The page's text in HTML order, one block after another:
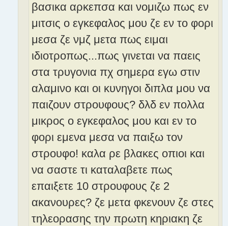
βασικα αρκεπσα και νομιζω πως εν
μιτσις ο εγκεφαλος μου ζε εν το φορι
μεσα ζε νμζ μετα πως ειμαι
ιδιοτροπως...πως γινεται να παεις
στα τρυγονια πχ σημερα εγω στιν
αλαμινο και οι κυνηγοι διπλα μου να
παιζουν στρουφους? δλδ εν πολλα
μικρος ο εγκεφαλος μου και εν το
φορι εμενα μεσα να παιξω τον
στρουφο! καλα ρε βλακες οπιοι και
να σαστε τι καταλαβετε πως
επαιξετε 10 στρουφους ζε 2
ακανουρες? ζε μετα φκενουν ζε στες
τηλεορασης την πρωτη κηριακη ζε